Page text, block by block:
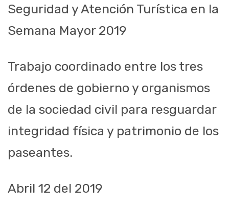
Seguridad y Atención Turística en la
Semana Mayor 2019
Trabajo coordinado entre los tres
órdenes de gobierno y organismos
de la sociedad civil para resguardar
integridad física y patrimonio de los
paseantes.
Abril 12 del 2019